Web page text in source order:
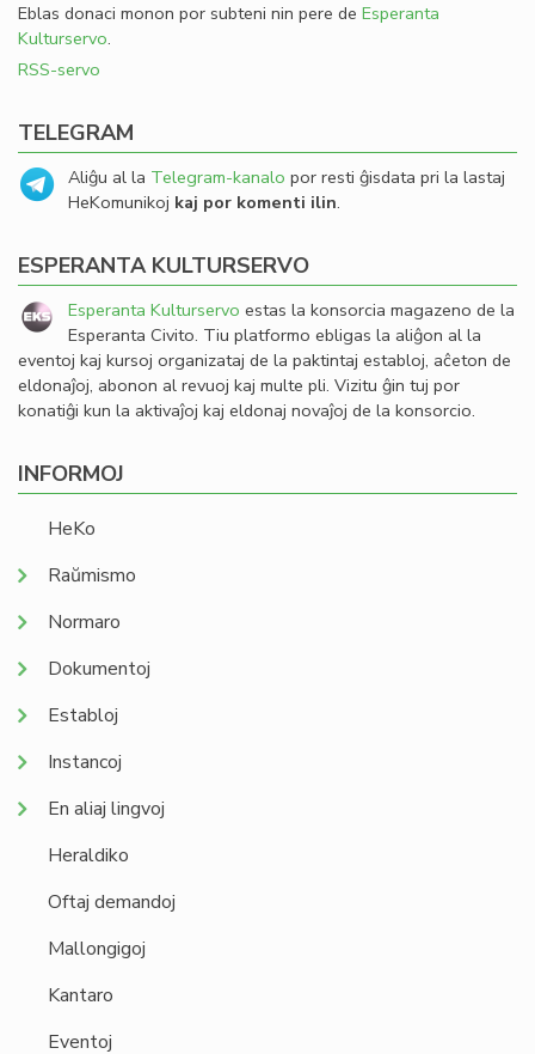
Eblas donaci monon por subteni nin pere de Esperanta
Kulturservo.
RSS-servo
TELEGRAM
Aliĝu al la Telegram-kanalo por resti ĝisdata pri la lastaj
HeKomunikoj kaj por komenti ilin.
ESPERANTA KULTURSERVO
Esperanta Kulturservo estas la konsorcia magazeno de la
Esperanta Civito. Tiu platformo ebligas la aliĝon al la
eventoj kaj kursoj organizataj de la paktintaj establoj, aĉeton de
eldonaĵoj, abonon al revuoj kaj multe pli. Vizitu ĝin tuj por
konatiĝi kun la aktivaĵoj kaj eldonaj novaĵoj de la konsorcio.
INFORMOJ
HeKo
Raŭmismo
Normaro
Dokumentoj
Establoj
Instancoj
En aliaj lingvoj
Heraldiko
Oftaj demandoj
Mallongigoj
Kantaro
Eventoj